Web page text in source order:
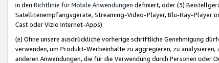
in den Richtlinie für Mobile Anwendungen definiert, oder (3)
Satellitenempfangsgeräte, Streaming-Video-Player, Blu-Ray-Player
Cast oder Vizio Internet-Apps).
(e) Ohne unsere ausdrückliche vorherige schriftliche Genehmigung
verwenden, um Produkt-Werbeinhalte zu aggregieren, zu
anderen Anwendungen, die für die Verwendung durch Personen